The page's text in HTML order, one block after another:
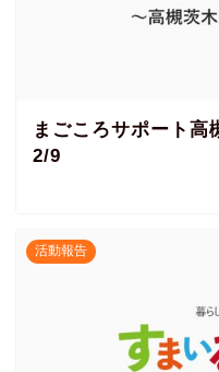
まごころサポート高
2/9
活動報告